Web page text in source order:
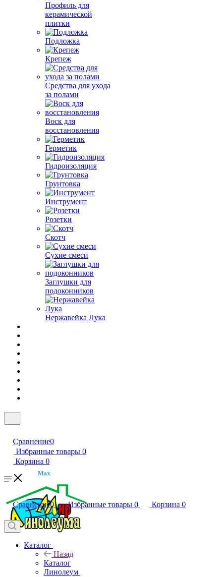
Профиль для
керамической
плитки
Подложка
Крепеж
Средства для ухода
за полами
Воск для
восстановления
Герметик
Гидроизоляция
Грунтовка
Инструмент
Розетки
Скотч
Сухие смеси
Заглушки для
подоконников
Нержавейка Лука
Сравнение0
Избранные товары 0
Корзина 0
Max
Сравнение0 Избранные товары 0 Корзина 0
Каталог
Назад
Каталог
Линолеум